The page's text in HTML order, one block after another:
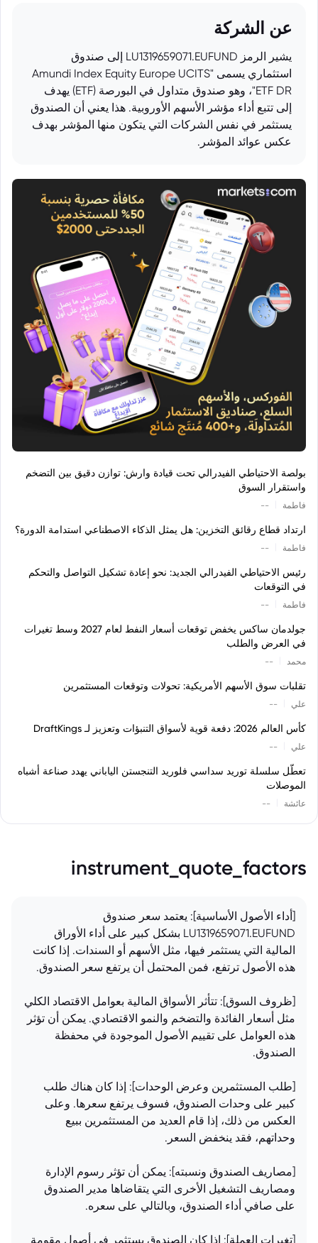
عن الشركة
يشير الرمز LU1319659071.EUFUND إلى صندوق
استثماري يسمى "Amundi Index Equity Europe UCITS
ETF DR"، وهو صندوق متداول في البورصة (ETF) يهدف
إلى تتبع أداء مؤشر الأسهم الأوروبية. هذا يعني أن الصندوق
يستثمر في نفس الشركات التي يتكون منها المؤشر بهدف
عكس عوائد المؤشر.
بولصة الاحتياطي الفيدرالي تحت قيادة وارش: توازن دقيق بين التضخم
واستقرار السوق
فاطمة --
ارتداد قطاع رقائق التخزين: هل يمثل الذكاء الاصطناعي استدامة الدورة؟
فاطمة --
رئيس الاحتياطي الفيدرالي الجديد: نحو إعادة تشكيل التواصل والتحكم
في التوقعات
فاطمة --
جولدمان ساكس يخفض توقعات أسعار النفط لعام 2027 وسط تغيرات
في العرض والطلب
محمد --
تقلبات سوق الأسهم الأمريكية: تحولات وتوقعات المستثمرين
علي --
كأس العالم 2026: دفعة قوية لأسواق التنبؤات وتعزيز لـ DraftKings
علي --
تعطّل سلسلة توريد سداسي فلوريد التنجستن الياباني يهدد صناعة أشباه
الموصلات
عائشة --
instrument_quote_factors
[أداء الأصول الأساسية]: يعتمد سعر صندوق
LU1319659071.EUFUND بشكل كبير على أداء الأوراق
المالية التي يستثمر فيها، مثل الأسهم أو السندات. إذا كانت
هذه الأصول ترتفع، فمن المحتمل أن يرتفع سعر الصندوق.
[ظروف السوق]: تتأثر الأسواق المالية بعوامل الاقتصاد الكلي
مثل أسعار الفائدة والتضخم والنمو الاقتصادي. يمكن أن تؤثر
هذه العوامل على تقييم الأصول الموجودة في محفظة
الصندوق.
[طلب المستثمرين وعرض الوحدات]: إذا كان هناك طلب
كبير على وحدات الصندوق، فسوف يرتفع سعرها. وعلى
العكس من ذلك، إذا قام العديد من المستثمرين ببيع
وحداتهم، فقد ينخفض السعر.
[مصاريف الصندوق ونسبته]: يمكن أن تؤثر رسوم الإدارة
ومصاريف التشغيل الأخرى التي يتقاضاها مدير الصندوق
على صافي أداء الصندوق، وبالتالي على سعره.
[تغيرات العملة]: إذا كان الصندوق يستثمر في أصول مقومة